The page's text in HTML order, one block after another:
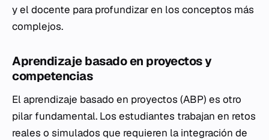
y el docente para profundizar en los conceptos más
complejos.
Aprendizaje basado en proyectos y
competencias
El aprendizaje basado en proyectos (ABP) es otro
pilar fundamental. Los estudiantes trabajan en retos
reales o simulados que requieren la integración de